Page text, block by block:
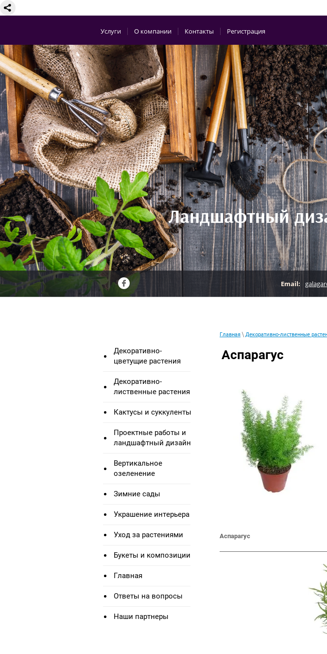
Услуги О компании Контакты Регистрация
Ландшафтный
Email:
Декоративно-
цветущие растения
Декоративно-
лиственные растения
Кактусы и суккуленты
Проектные работы и
ландшафтный дизайн
Вертикальное
озеленение
Зимние сады
Украшение интерьера
Уход за растениями
Букеты и композиции
Главная
Ответы на вопросы
Наши партнеры
Главная \ Декоративно-лиственные
Аспарагус
Аспарагус